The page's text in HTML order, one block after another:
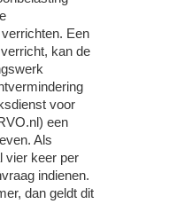
Een
kan de
voor
een
Als
vier keer per
indienen.
dan geldt dit